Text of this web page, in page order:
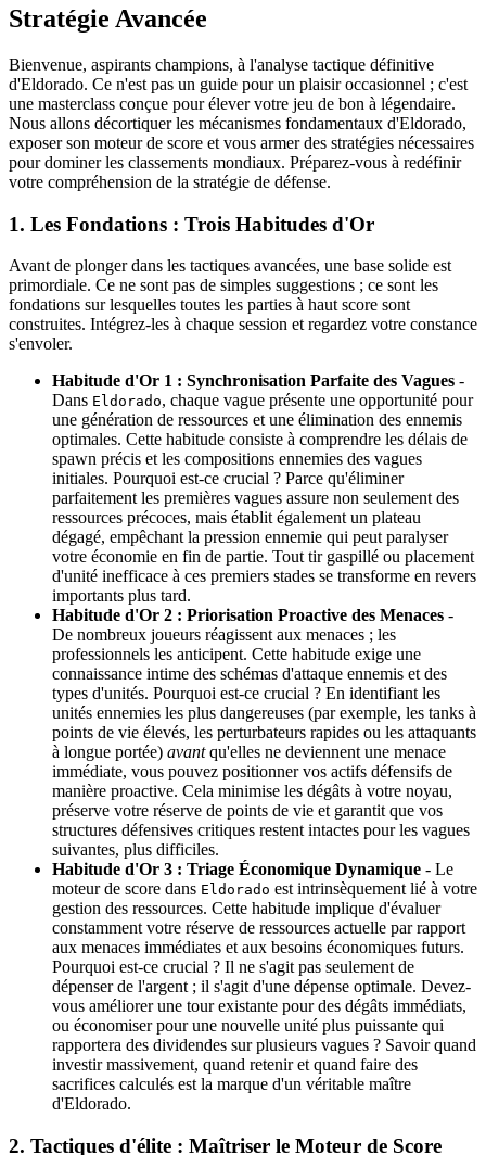
Stratégie Avancée
Bienvenue, aspirants champions, à l'analyse tactique définitive
d'Eldorado. Ce n'est pas un guide pour un plaisir occasionnel ; c'est
une masterclass conçue pour élever votre jeu de bon à légendaire.
Nous allons décortiquer les mécanismes fondamentaux d'Eldorado,
exposer son moteur de score et vous armer des stratégies nécessaires
pour dominer les classements mondiaux. Préparez-vous à redéfinir
votre compréhension de la stratégie de défense.
1. Les Fondations : Trois Habitudes d'Or
Avant de plonger dans les tactiques avancées, une base solide est
primordiale. Ce ne sont pas de simples suggestions ; ce sont les
fondations sur lesquelles toutes les parties à haut score sont
construites. Intégrez-les à chaque session et regardez votre constance
s'envoler.
Habitude d'Or 1 : Synchronisation Parfaite des Vagues -
Dans Eldorado, chaque vague présente une opportunité pour
une génération de ressources et une élimination des ennemis
optimales. Cette habitude consiste à comprendre les délais de
spawn précis et les compositions ennemies des vagues
initiales. Pourquoi est-ce crucial ? Parce qu'éliminer
parfaitement les premières vagues assure non seulement des
ressources précoces, mais établit également un plateau
dégagé, empêchant la pression ennemie qui peut paralyser
votre économie en fin de partie. Tout tir gaspillé ou placement
d'unité inefficace à ces premiers stades se transforme en revers
importants plus tard.
Habitude d'Or 2 : Priorisation Proactive des Menaces -
De nombreux joueurs réagissent aux menaces ; les
professionnels les anticipent. Cette habitude exige une
connaissance intime des schémas d'attaque ennemis et des
types d'unités. Pourquoi est-ce crucial ? En identifiant les
unités ennemies les plus dangereuses (par exemple, les tanks à
points de vie élevés, les perturbateurs rapides ou les attaquants
à longue portée) avantqu'elles ne deviennent une menace
immédiate, vous pouvez positionner vos actifs défensifs de
manière proactive. Cela minimise les dégâts à votre noyau,
préserve votre réserve de points de vie et garantit que vos
structures défensives critiques restent intactes pour les vagues
suivantes, plus difficiles.
Habitude d'Or 3 : Triage Économique Dynamique - Le
moteur de score dans Eldorado est intrinsèquement lié à votre
gestion des ressources. Cette habitude implique d'évaluer
constamment votre réserve de ressources actuelle par rapport
aux menaces immédiates et aux besoins économiques futurs.
Pourquoi est-ce crucial ? Il ne s'agit pas seulement de
dépenser de l'argent ; il s'agit d'une dépense optimale. Devez-
vous améliorer une tour existante pour des dégâts immédiats,
ou économiser pour une nouvelle unité plus puissante qui
rapportera des dividendes sur plusieurs vagues ? Savoir quand
investir massivement, quand retenir et quand faire des
sacrifices calculés est la marque d'un véritable maître
d'Eldorado.
2. Tactiques d'élite : Maîtriser le Moteur de Score